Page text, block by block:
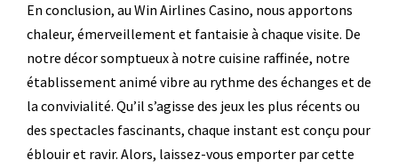
En conclusion, au Win Airlines Casino, nous apportons
chaleur, émerveillement et fantaisie à chaque visite. De
notre décor somptueux à notre cuisine raffinée, notre
établissement animé vibre au rythme des échanges et de
la convivialité. Qu’il s’agisse des jeux les plus récents ou
des spectacles fascinants, chaque instant est conçu pour
éblouir et ravir. Alors, laissez-vous emporter par cette